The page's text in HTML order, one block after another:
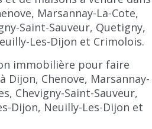
Marsannay-La-Cote,
Saint-Sauveur, Quetigny,
Les-Dijon et Crimolois.
immobilière pour faire
Dijon, Chenove, Marsannay-
Chevigny-Saint-Sauveur,
Dijon, Neuilly-Les-Dijon et